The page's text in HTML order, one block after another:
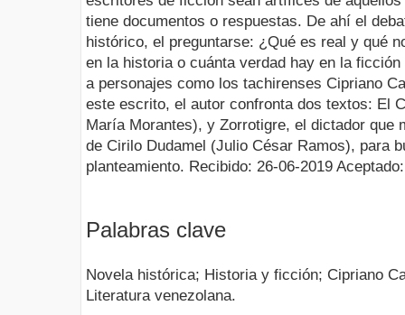
tiene documentos o respuestas. De ahí el
histórico, el preguntarse: ¿Qué es real y qué
en la historia o cuánta verdad hay en la
a personajes como los tachirenses Cipriano
este escrito, el autor confronta dos textos: El
María Morantes), y Zorrotigre, el dictador que
de Cirilo Dudamel (Julio César Ramos), para
planteamiento. Recibido: 26-06-2019
Palabras clave
Novela histórica; Historia y ficción; Cipriano
Literatura venezolana.